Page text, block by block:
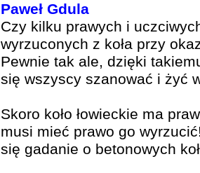
Paweł Gdula
Czy kilku prawych i
wyrzuconych z koła przy
Pewnie tak ale, dzięki
się wszyscy szanować i żyć
Skoro koło łowieckie ma
musi mieć prawo go
się gadanie o betonowych